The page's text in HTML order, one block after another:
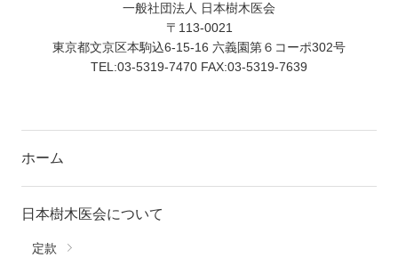
一般社団法人 日本樹木医会
〒113-0021
東京都文京区本駒込6-15-16 六義園第６コーポ302号
TEL:03-5319-7470 FAX:03-5319-7639
ホーム
日本樹木医会について
定款